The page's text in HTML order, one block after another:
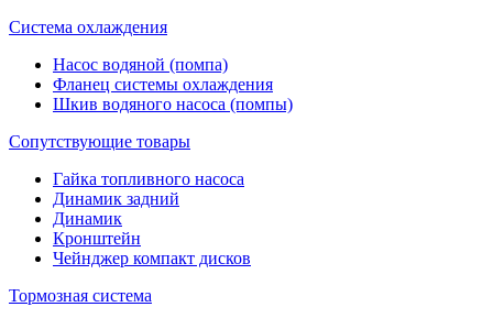
Система охлаждения
Насос водяной (помпа)
Фланец системы охлаждения
Шкив водяного насоса (помпы)
Сопутствующие товары
Гайка топливного насоса
Динамик задний
Динамик
Кронштейн
Чейнджер компакт дисков
Тормозная система